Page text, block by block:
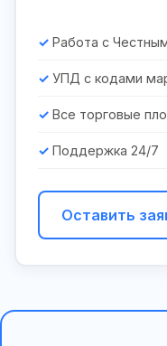
Работа с
УПД с кодами
Все торговые
Поддержка 24/7
Оставить